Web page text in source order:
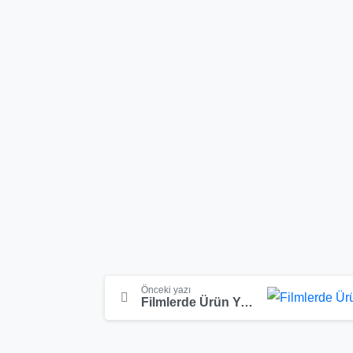
Okumaya
devam
Önceki yazı
Filmlerde Ürün Yerleştirme Nedir?